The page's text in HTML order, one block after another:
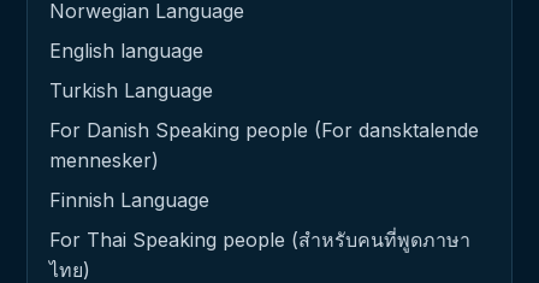
Norwegian Language
English language
Turkish Language
For Danish Speaking people (For dansktalende
mennesker)
Finnish Language
For Thai Speaking people (สำหรับคนที่พูดภาษา
ไทย)